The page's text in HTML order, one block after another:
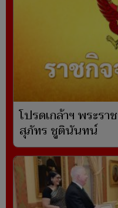
โปรดเกล้าฯ พระร
สุภัทร ชูตินันทน์